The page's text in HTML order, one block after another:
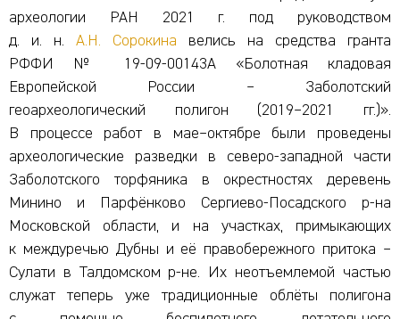
археологии РАН 2021 г. под руководством
д. и. н. А.Н. Сорокина велись на средства гранта
РФФИ № 19-09-00143А «Болотная кладовая
Европейской России – Заболотский
геоархеологический полигон (2019–2021 гг.)».
В процессе работ в мае–октябре были проведены
археологические разведки в северо-западной части
Заболотского торфяника в окрестностях деревень
Минино и Парфёнково Сергиево-Посадского р-на
Московской области, и на участках, примыкающих
к междуречью Дубны и её правобережного притока –
Сулати в Талдомском р-не. Их неотъемлемой частью
служат теперь уже традиционные облёты полигона